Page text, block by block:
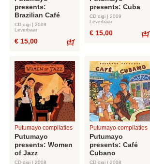
presents:
Brazilian Café
CD digi | 2009
Leverbaar
€ 15,00
presents: Cuba
CD digi | 2009
Leverbaar
€ 15,00
Putumayo compilaties
Putumayo
presents: Women
of Jazz
CD digi | 2008
Putumayo compilaties
Putumayo
presents: Café
Cubano
CD digi | 2008